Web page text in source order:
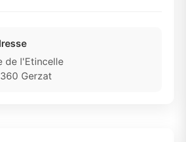
de l'Etincelle
Gerzat